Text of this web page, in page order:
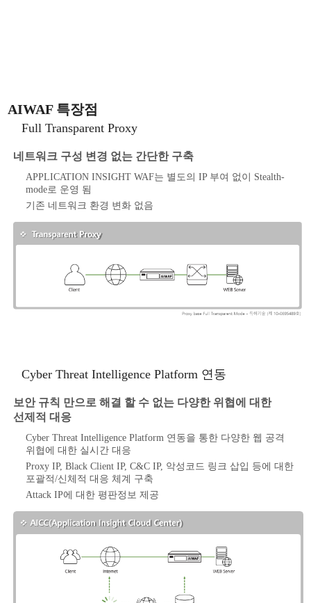
AIWAF 특장점
Full Transparent Proxy
네트워크 구성 변경 없는 간단한 구축
APPLICATION INSIGHT WAF는 별도의 IP 부여 없이 Stealth-
mode로 운영 됨
기존 네트워크 환경 변화 없음
Cyber Threat Intelligence Platform 연동
보안 규칙 만으로 해결 할 수 없는 다양한 위협에 대한
선제적 대응
Cyber Threat Intelligence Platform 연동을 통한 다양한 웹 공격
위협에 대한 실시간 대응
Proxy IP, Black Client IP, C&C IP, 악성코드 링크 삽입 등에 대한
포괄적/신체적 대응 체계 구축
Attack IP에 대한 평판정보 제공